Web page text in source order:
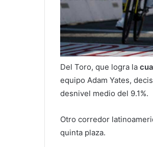
Del Toro, que logra la
equipo Adam Yates,
desnivel medio del 9.1%.
Otro corredor
quinta plaza.